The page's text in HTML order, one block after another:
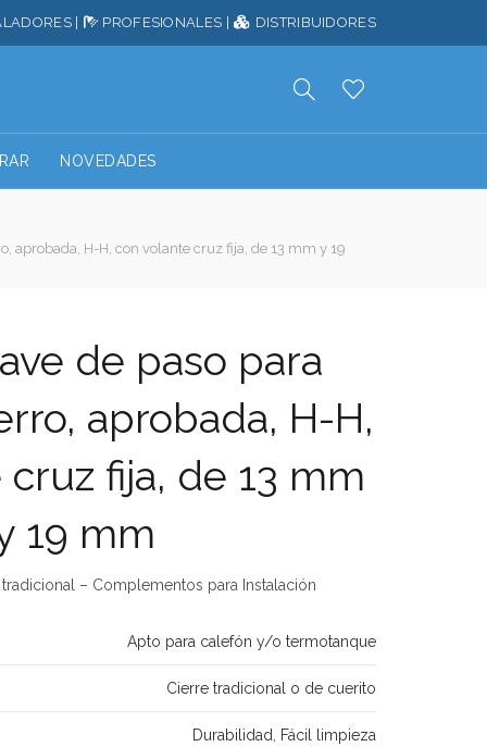
| PROFESIONALES DISTRIBUIDORES
NOVEDADES
aprobada, H-H, con volante cruz fija, de 13 mm y 19
de paso para
aprobada, H-H,
fija, de 13 mm
19 mm
– Complementos para Instalación
Apto para calefón y/o termotanque
Cierre tradicional o de cuerito
Durabilidad Fácil limpieza